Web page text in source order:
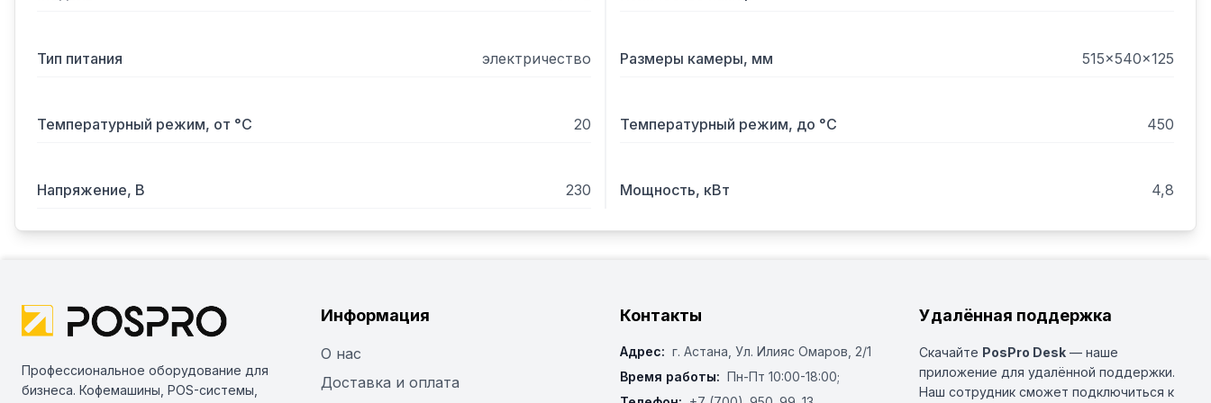
Тип питания электричество Размеры камеры, мм 515x540x125
Температурный режим, от °С 20 Температурный режим, до °С 450
Напряжение, В 230 Мощность, кВт 4,8
Профессиональное оборудование для
бизнеса. Кофемашины, POS-системы,
Информация
О нас
Доставка и оплата
Контакты
Адрес: г. Астана, ​Ул. Илияс Омаров, 2/1
Время работы: Пн-Пт 10:00-18:00;
Удалённая поддержка
Скачайте PosPro Desk — наше
приложение для удалённой поддержки.
Наш сотрудник сможет подключиться к